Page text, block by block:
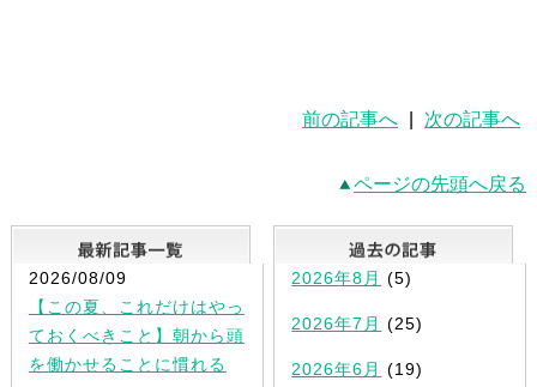
前の記事へ 次の記事へ
ページの先頭へ戻る
最新記事一覧
2026/08/09
【この夏、これだけはやっ
ておくべきこと】朝から頭
を働かせることに慣れる
2026年8月 (5)
2026年7月 (25)
2026年6月 (19)